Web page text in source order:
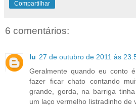
Compartilhar
6 comentários:
lu 27 de outubro de 2011 às
Geralmente quando eu conto
fazer ficar chato contando
grande, gorda, na barriga
um laço vermelho listradinho de